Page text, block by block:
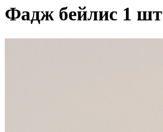
Фадж бейлис 1 шт